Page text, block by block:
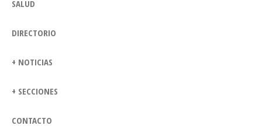
SALUD
DIRECTORIO
+ NOTICIAS
+ SECCIONES
CONTACTO